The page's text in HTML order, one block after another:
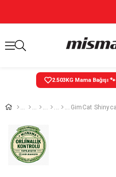
2.503KG Mama Bağışı 🐾